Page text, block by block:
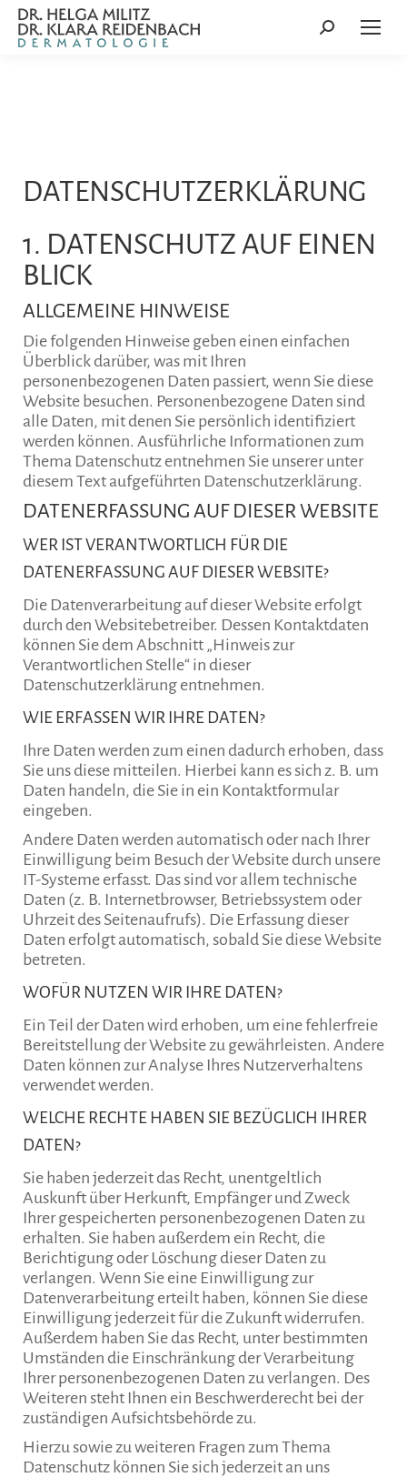
Search:
DATENSCHUTZ­ERKLÄRUNG
1. DATENSCHUTZ AUF EINEN
BLICK
ALLGEMEINE HINWEISE
Die folgenden Hinweise geben einen einfachen
Überblick darüber, was mit Ihren
personenbezogenen Daten passiert, wenn Sie diese
Website besuchen. Personenbezogene Daten sind
alle Daten, mit denen Sie persönlich identifiziert
werden können. Ausführliche Informationen zum
Thema Datenschutz entnehmen Sie unserer unter
diesem Text aufgeführten Datenschutzerklärung.
DATENERFASSUNG AUF DIESER WEBSITE
WER IST VERANTWORTLICH FÜR DIE
DATENERFASSUNG AUF DIESER WEBSITE?
Die Datenverarbeitung auf dieser Website erfolgt
durch den Websitebetreiber. Dessen Kontaktdaten
können Sie dem Abschnitt „Hinweis zur
Verantwortlichen Stelle“ in dieser
Datenschutzerklärung entnehmen.
WIE ERFASSEN WIR IHRE DATEN?
Ihre Daten werden zum einen dadurch erhoben, dass
Sie uns diese mitteilen. Hierbei kann es sich z. B. um
Daten handeln, die Sie in ein Kontaktformular
eingeben.
Andere Daten werden automatisch oder nach Ihrer
Einwilligung beim Besuch der Website durch unsere
IT-Systeme erfasst. Das sind vor allem technische
Daten (z. B. Internetbrowser, Betriebssystem oder
Uhrzeit des Seitenaufrufs). Die Erfassung dieser
Daten erfolgt automatisch, sobald Sie diese Website
betreten.
WOFÜR NUTZEN WIR IHRE DATEN?
Ein Teil der Daten wird erhoben, um eine fehlerfreie
Bereitstellung der Website zu gewährleisten. Andere
Daten können zur Analyse Ihres Nutzerverhaltens
verwendet werden.
WELCHE RECHTE HABEN SIE BEZÜGLICH IHRER
DATEN?
Sie haben jederzeit das Recht, unentgeltlich
Auskunft über Herkunft, Empfänger und Zweck
Ihrer gespeicherten personenbezogenen Daten zu
erhalten. Sie haben außerdem ein Recht, die
Berichtigung oder Löschung dieser Daten zu
verlangen. Wenn Sie eine Einwilligung zur
Datenverarbeitung erteilt haben, können Sie diese
Einwilligung jederzeit für die Zukunft widerrufen.
Außerdem haben Sie das Recht, unter bestimmten
Umständen die Einschränkung der Verarbeitung
Ihrer personenbezogenen Daten zu verlangen. Des
Weiteren steht Ihnen ein Beschwerderecht bei der
zuständigen Aufsichtsbehörde zu.
Hierzu sowie zu weiteren Fragen zum Thema
Datenschutz können Sie sich jederzeit an uns